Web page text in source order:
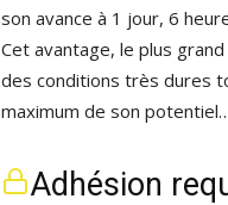
son avance à 1 jour, 6
Cet avantage, le plus
des conditions très dures
maximum de son
Adhésion